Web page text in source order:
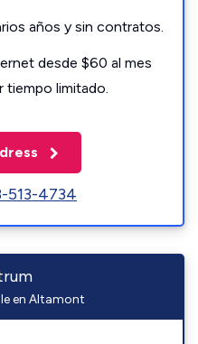
años y sin contratos.
desde $60 al mes
tiempo limitado.
513-4734
en Altamont